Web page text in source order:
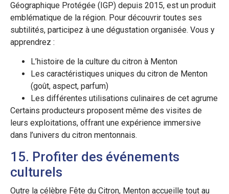
Géographique Protégée (IGP) depuis 2015, est un produit
emblématique de la région. Pour découvrir toutes ses
subtilités, participez à une dégustation organisée. Vous y
apprendrez :
L’histoire de la culture du citron à Menton
Les caractéristiques uniques du citron de Menton
(goût, aspect, parfum)
Les différentes utilisations culinaires de cet agrume
Certains producteurs proposent même des visites de
leurs exploitations, offrant une expérience immersive
dans l’univers du citron mentonnais.
15. Profiter des événements
culturels
Outre la célèbre Fête du Citron, Menton accueille tout au